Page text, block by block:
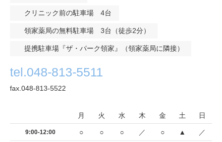
クリニック前の駐車場 4台
領家薬局の無料駐車場 3台（徒歩2分）
提携駐車場『ザ・パーク領家』（領家薬局に隣接）
tel.048-813-5511
fax.048-813-5522
月 火 水 木 金 土 日
9:00-12:00 ○ ○ ○ ／ ○ ▲ ／